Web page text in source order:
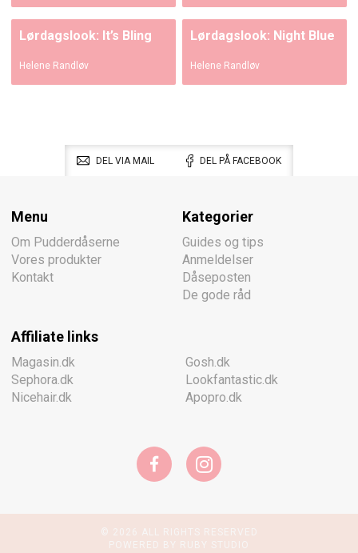
Lørdagslook: It’s Bling
Helene Randløv
Lørdagslook: Night Blue
Helene Randløv
DEL VIA MAIL DEL PÅ FACEBOOK
Menu
Om Pudderdåserne
Vores produkter
Kontakt
Kategorier
Guides og tips
Anmeldelser
Dåseposten
De gode råd
Affiliate links
Magasin.dk
Sephora.dk
Nicehair.dk
Gosh.dk
Lookfantastic.dk
Apopro.dk
© 2026 ALL RIGHTS RESERVED
POWERED BY RUBY STUDIO